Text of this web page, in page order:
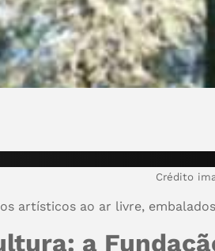
Crédito
artísticos ao ar livre,
a